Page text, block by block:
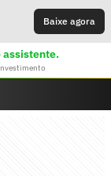
Baixe agora
assistente.